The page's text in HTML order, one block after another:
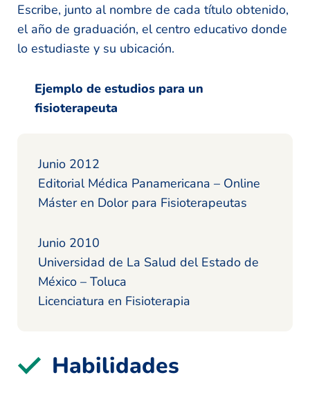
Escribe, junto al nombre de cada título obtenido,
el año de graduación, el centro educativo donde
lo estudiaste y su ubicación.
Ejemplo de estudios para un
fisioterapeuta
Junio 2012
Editorial Médica Panamericana – Online
Máster en Dolor para Fisioterapeutas
Junio 2010
Universidad de La Salud del Estado de
México – Toluca
Licenciatura en Fisioterapia
Habilidades